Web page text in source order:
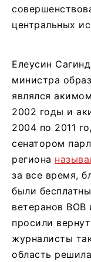
центральных
Елеусин
министра
являлся
2002 годы и
2004 по 2011
сенатором
региона
за все время,
были
ветеранов ВОВ
просили
журналисты
область